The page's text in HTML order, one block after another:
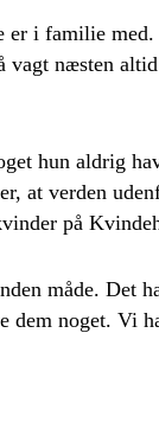
i familie med.
næsten altid
hun aldrig
at verden
på
måde. Det
dem noget. Vi